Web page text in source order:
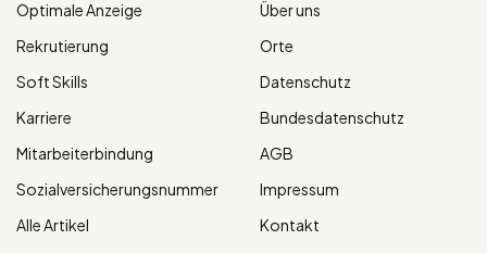
Optimale Anzeige
Rekrutierung
Soft Skills
Karriere
Mitarbeiterbindung
Sozialversicherungsnummer
Alle Artikel
Über uns
Orte
Datenschutz
Bundesdatenschutz
AGB
Impressum
Kontakt